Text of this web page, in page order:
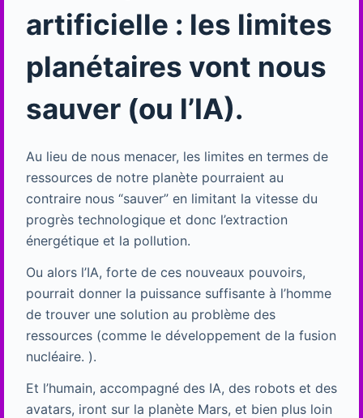
artificielle : les limites
planétaires vont nous
sauver (ou l’IA).
Au lieu de nous menacer, les limites en termes de
ressources de notre planète pourraient au
contraire nous “sauver” en limitant la vitesse du
progrès technologique et donc l’extraction
énergétique et la pollution.
Ou alors l’IA, forte de ces nouveaux pouvoirs,
pourrait donner la puissance suffisante à l’homme
de trouver une solution au problème des
ressources (comme le développement de la fusion
nucléaire. ).
Et l’humain, accompagné des IA, des robots et des
avatars, iront sur la planète Mars, et bien plus loin